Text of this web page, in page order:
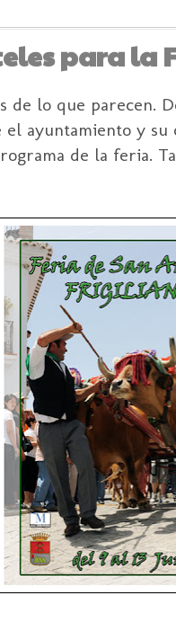
para la
de lo que parecen.
ayuntamiento y
de la feria.